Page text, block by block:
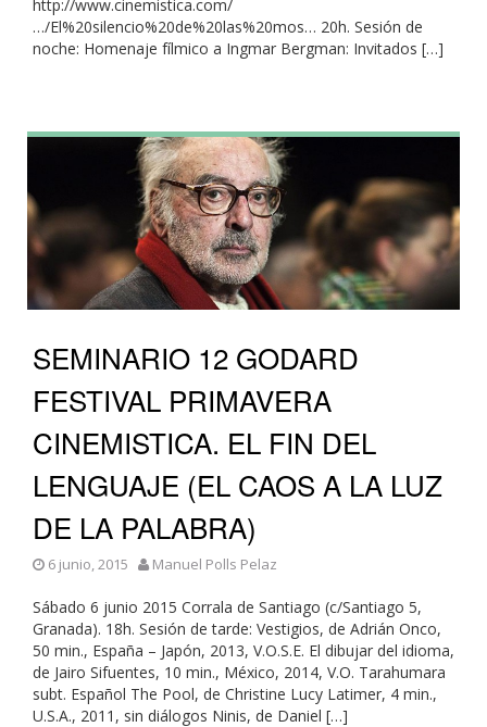
http://www.cinemistica.com/
…/El%20silencio%20de%20las%20mos… 20h. Sesión de
noche: Homenaje fílmico a Ingmar Bergman: Invitados […]
SEMINARIO 12 GODARD
FESTIVAL PRIMAVERA
CINEMISTICA. EL FIN DEL
LENGUAJE (EL CAOS A LA LUZ
DE LA PALABRA)
6 junio, 2015 Manuel Polls Pelaz
Sábado 6 junio 2015 Corrala de Santiago (c/Santiago 5,
Granada). 18h. Sesión de tarde: Vestigios, de Adrián Onco,
50 min., España – Japón, 2013, V.O.S.E. El dibujar del idioma,
de Jairo Sifuentes, 10 min., México, 2014, V.O. Tarahumara
subt. Español The Pool, de Christine Lucy Latimer, 4 min.,
U.S.A., 2011, sin diálogos Ninis, de Daniel […]